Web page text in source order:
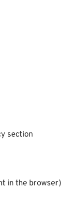
section
in the browser)